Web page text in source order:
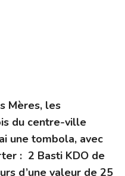
Mères, les
du centre-ville
une tombola, avec
: 2 Basti KDO de
d’une valeur de 25